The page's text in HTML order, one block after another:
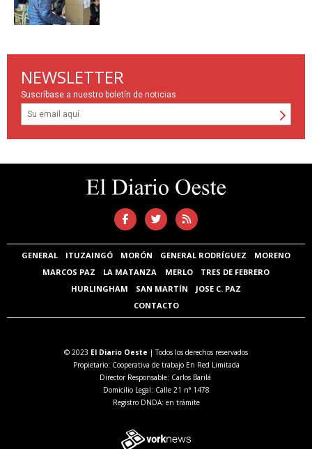
NEWSLETTER
Suscríbase a nuestro boletín de noticias
GENERAL ITUZAINGÓ MORÓN GENERAL RODRÍGUEZ
MORENO
MARCOS PAZ
LA MATANZA MERLO
TRES DE FEBRERO
HURLINGHAM
SAN MARTÍN
JOSE C. PAZ
CONTACTO
© 2023 El Diario Oeste | Todos los derechos reservados
Propietario: Cooperativa de trabajo En Red Limitada
Director Responsable: Carlos Barilá
Domicilio Legal: Calle 21 n° 1478
Registro DNDA: en trámite